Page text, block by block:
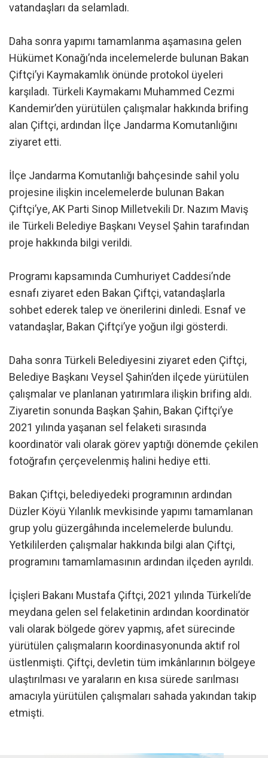
vatandaşları da selamladı.
Daha sonra yapımı tamamlanma aşamasına gelen
Hükümet Konağı’nda incelemelerde bulunan Bakan
Çiftçi’yi Kaymakamlık önünde protokol üyeleri
karşıladı. Türkeli Kaymakamı Muhammed Cezmi
Kandemir’den yürütülen çalışmalar hakkında brifing
alan Çiftçi, ardından İlçe Jandarma Komutanlığını
ziyaret etti.
İlçe Jandarma Komutanlığı bahçesinde sahil yolu
projesine ilişkin incelemelerde bulunan Bakan
Çiftçi’ye, AK Parti Sinop Milletvekili Dr. Nazım Maviş
ile Türkeli Belediye Başkanı Veysel Şahin tarafından
proje hakkında bilgi verildi.
Programı kapsamında Cumhuriyet Caddesi’nde
esnafı ziyaret eden Bakan Çiftçi, vatandaşlarla
sohbet ederek talep ve önerilerini dinledi. Esnaf ve
vatandaşlar, Bakan Çiftçi’ye yoğun ilgi gösterdi.
Daha sonra Türkeli Belediyesini ziyaret eden Çiftçi,
Belediye Başkanı Veysel Şahin’den ilçede yürütülen
çalışmalar ve planlanan yatırımlara ilişkin brifing aldı.
Ziyaretin sonunda Başkan Şahin, Bakan Çiftçi’ye
2021 yılında yaşanan sel felaketi sırasında
koordinatör vali olarak görev yaptığı dönemde çekilen
fotoğrafın çerçevelenmiş halini hediye etti.
Bakan Çiftçi, belediyedeki programının ardından
Düzler Köyü Yılanlık mevkisinde yapımı tamamlanan
grup yolu güzergâhında incelemelerde bulundu.
Yetkililerden çalışmalar hakkında bilgi alan Çiftçi,
programını tamamlamasının ardından ilçeden ayrıldı.
İçişleri Bakanı Mustafa Çiftçi, 2021 yılında Türkeli’de
meydana gelen sel felaketinin ardından koordinatör
vali olarak bölgede görev yapmış, afet sürecinde
yürütülen çalışmaların koordinasyonunda aktif rol
üstlenmişti. Çiftçi, devletin tüm imkânlarının bölgeye
ulaştırılması ve yaraların en kısa sürede sarılması
amacıyla yürütülen çalışmaları sahada yakından takip
etmişti.